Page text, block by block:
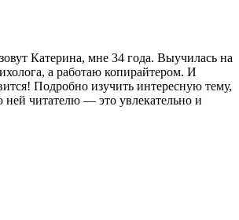
Катерина, мне 34 года. Выучилась на
а работаю копирайтером. И
Подробно изучить интересную тему,
ней читателю — это увлекательно и